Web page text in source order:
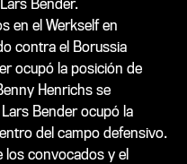
Bender.
en el Werkself en
contra el Borussia
ocupó la posición de
Henrichs se
Bender ocupó la
del campo defensivo.
los convocados y el